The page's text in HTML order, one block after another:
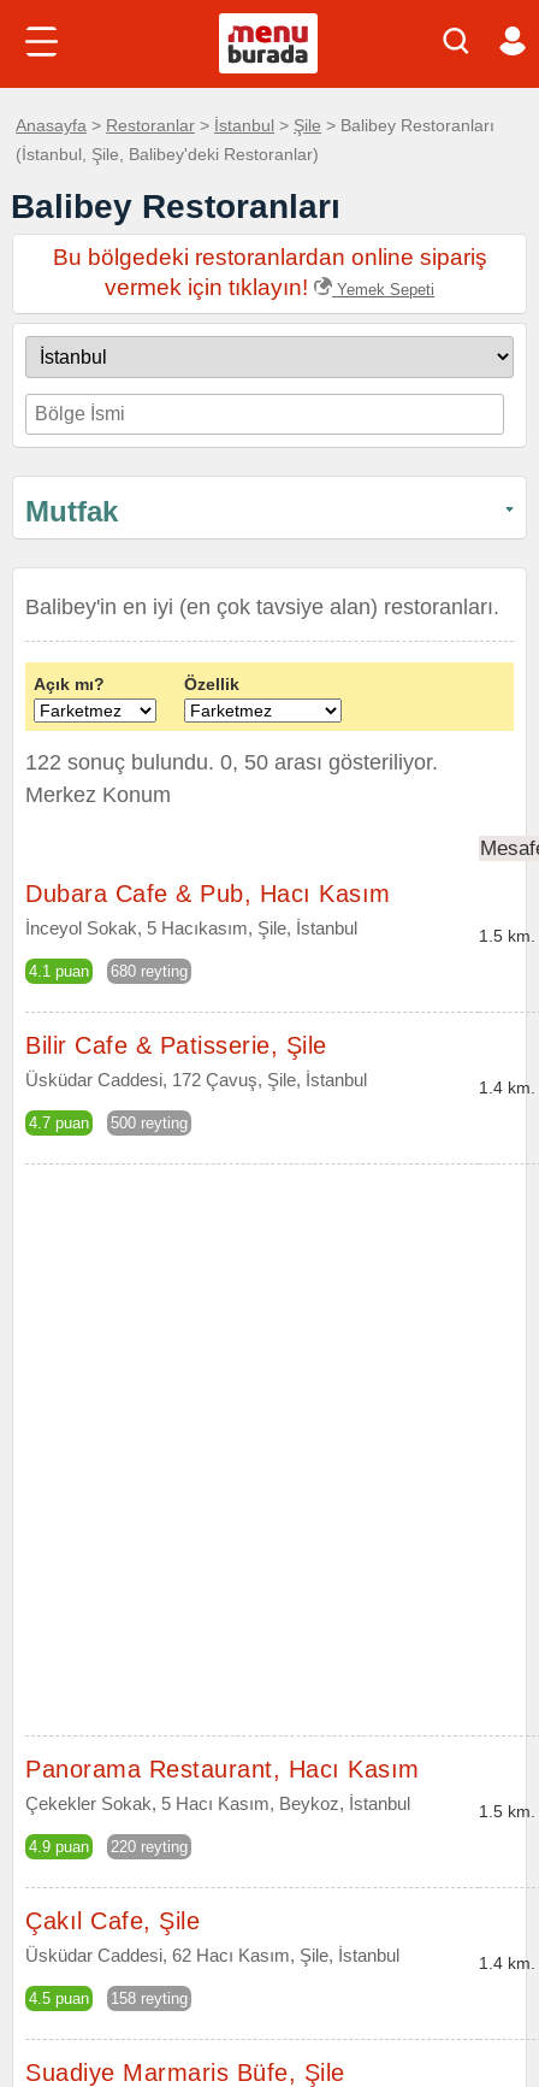
Anasayfa > Restoranlar > İstanbul > Şile > Balibey Restoranları
(İstanbul, Şile, Balibey'deki Restoranlar)
Balibey Restoranları
Bu bölgedeki restoranlardan online sipariş
vermek için tıklayın!
Yemek Sepeti
Mutfak
Balibey'in en iyi (en çok tavsiye alan) restoranları.
Açık mı? Özellik
122 sonuç bulundu. 0, 50 arası gösteriliyor.
Merkez Konum
Dubara Cafe & Pub, Hacı Kasım
İnceyol Sokak, 5 Hacıkasım, Şile, İstanbul
4.1 puan 680 reyting
1.5 km.
Bilir Cafe & Patisserie, Şile
Üsküdar Caddesi, 172 Çavuş, Şile, İstanbul
4.7 puan 500 reyting
1.4 km.
Panorama Restaurant, Hacı Kasım
Çekekler Sokak, 5 Hacı Kasım, Beykoz, İstanbul
4.9 puan 220 reyting
1.5 km.
Çakıl Cafe, Şile
Üsküdar Caddesi, 62 Hacı Kasım, Şile, İstanbul
4.5 puan 158 reyting
1.4 km.
Suadiye Marmaris Büfe, Şile